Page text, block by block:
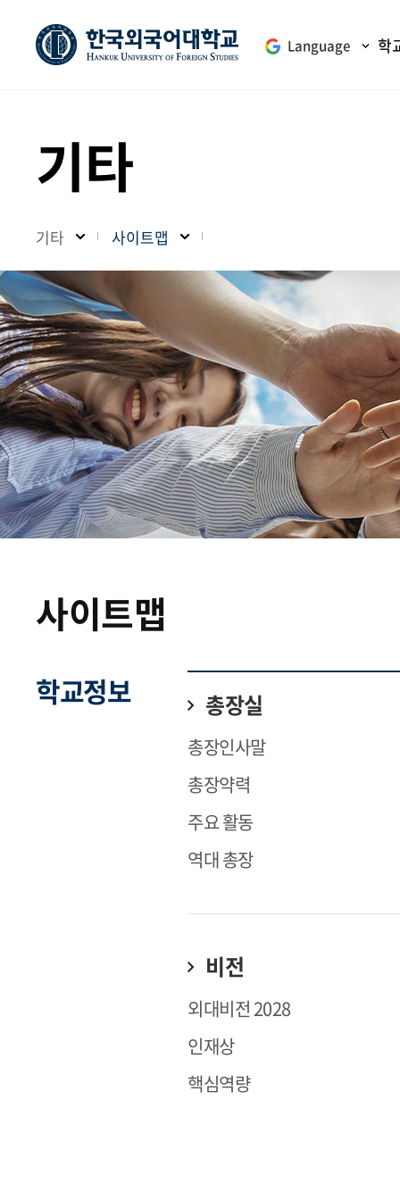
Language 학
기타
기타 사이트맵
사이트맵
학교정보 총장실
총장인사말
총장약력
주요 활동
역대 총장
비전
외대비전 2028
인재상
핵심역량